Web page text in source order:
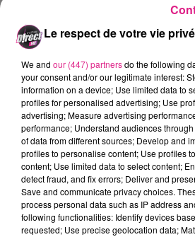
du17 mai
au17 mai
Lieu 54000 Nancy
Tarif
Payant
12€-19,50€
Le respect de votre vie
We and our (447) partnersdo the following
your consent and/or our legitimate interest:
information on a device; Use limited data to
profiles for personalised advertising; Use
advertising; Measure advertising
performance; Understand audiences
of data from different sources; Develop and
profiles to personalise content; Use profiles
content; Use limited data to select content;
detect fraud, and fix errors; Deliver and
Save and communicate privacy choices.
process personal data such as IP address
following functionalities: Identify devices
requested; Use precise geolocation data;